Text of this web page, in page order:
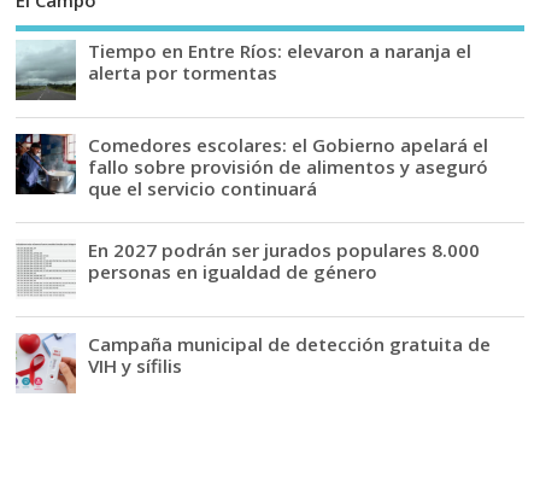
Tiempo en Entre Ríos: elevaron a naranja el
alerta por tormentas
Comedores escolares: el Gobierno apelará el
fallo sobre provisión de alimentos y aseguró
que el servicio continuará
En 2027 podrán ser jurados populares 8.000
personas en igualdad de género
Campaña municipal de detección gratuita de
VIH y sífilis